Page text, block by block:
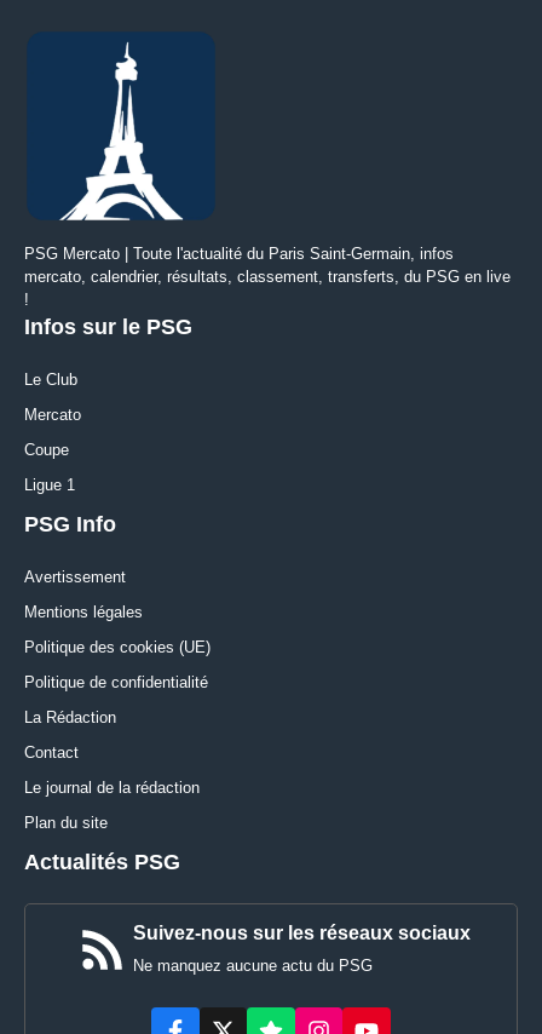
PSG Mercato | Toute l'actualité du Paris Saint-Germain, infos
mercato, calendrier, résultats, classement, transferts, du PSG en live
!
Infos sur le PSG
Le Club
Mercato
Coupe
Ligue 1
PSG Info
Avertissement
Mentions légales
Politique des cookies (UE)
Politique de confidentialité
La Rédaction
Contact
Le journal de la rédaction
Plan du site
Actualités PSG
Suivez-nous sur les réseaux sociaux
Ne manquez aucune actu du PSG